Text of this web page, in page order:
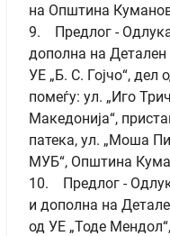
на Општина
9. Предлог -
дополна на Детален
УЕ „Б. С. Гојчо“,
помеѓу: ул. „Иго
Македонија“,
патека, ул. „Моша
МУБ“, Општина
10. Предлог -
и дополна на
од УЕ „Тоде